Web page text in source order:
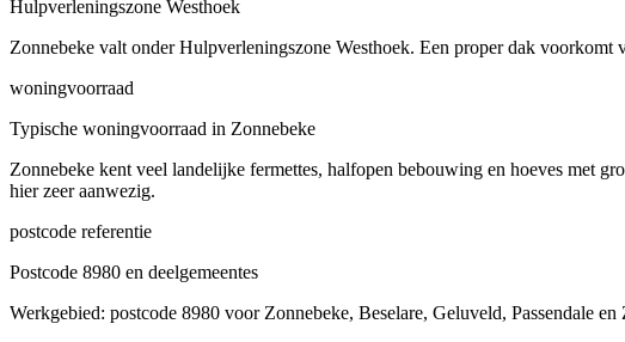
Hulpverleningszone Westhoek
Zonnebeke valt onder Hulpverleningszone Westhoek. Een proper dak
woningvoorraad
Typische woningvoorraad in Zonnebeke
Zonnebeke kent veel landelijke fermettes, halfopen bebouwing en hoeves met
hier zeer aanwezig.
postcode referentie
Postcode 8980 en deelgemeentes
Werkgebied: postcode 8980 voor Zonnebeke, Beselare, Geluveld, Passendale